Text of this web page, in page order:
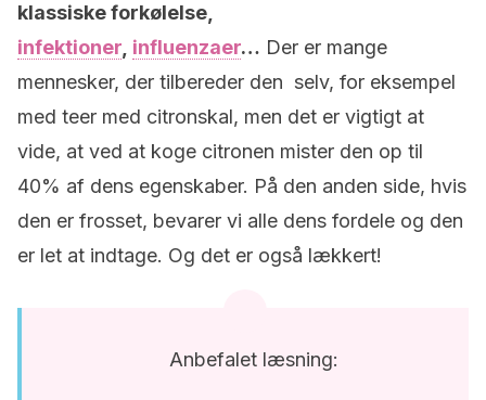
klassiske forkølelse,
infektioner influenzaer… Der er mange
mennesker, der tilbereder den selv, for eksempel
med teer med citronskal, men det er vigtigt at
vide, at ved at koge citronen mister den op til
40% af dens egenskaber. På den anden side, hvis
den er frosset, bevarer vi alle dens fordele og den
er let at indtage. Og det er også lækkert!
Anbefalet læsning: